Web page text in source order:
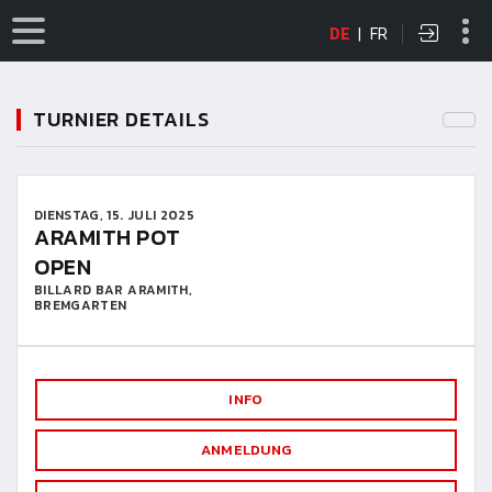
DE | FR
TURNIER DETAILS
DIENSTAG, 15. JULI 2025
ARAMITH POT
OPEN
BILLARD BAR ARAMITH,
BREMGARTEN
INFO
ANMELDUNG